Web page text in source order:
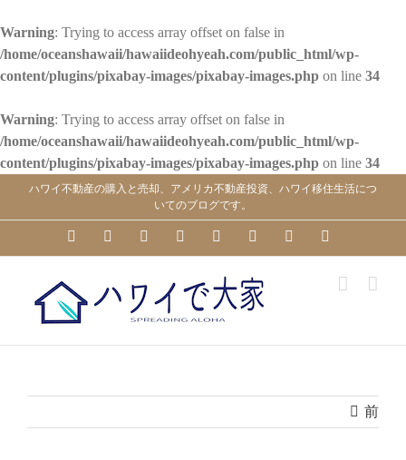
Warning: Trying to access array offset on false in
/home/oceanshawaii/hawaiideohyeah.com/public_html/wp-
content/plugins/pixabay-images/pixabay-images.php on line 34
Warning: Trying to access array offset on false in
/home/oceanshawaii/hawaiideohyeah.com/public_html/wp-
content/plugins/pixabay-images/pixabay-images.php on line 34
ハワイ不動産の購入と売却、アメリカ不動産投資、ハワイ移住生活につ
いてのブログです。
YouTubeFacebookInstagramLinkedInSkype PinterestTumblr
前